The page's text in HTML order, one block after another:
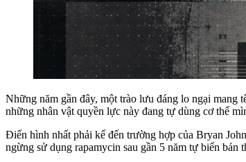
Những năm gần đây, một trào lưu đáng lo ngại mang
những nhân vật quyền lực này đang tự dùng cơ thể
Điển hình nhất phải kể đến trường hợp của Bryan
ngừng sử dụng rapamycin sau gần 5 năm tự biến bản